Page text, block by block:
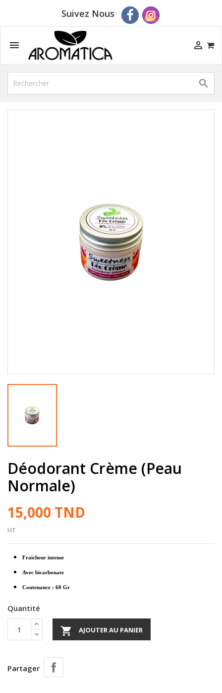
Suivez Nous
 

Déodorant Crème (Peau
Normale)
15,000 TND
HT
Fraicheur intense
Avec bicarbonate
Contenance : 60 Gr
Quantité
 AJOUTER AU PANIER
Partager